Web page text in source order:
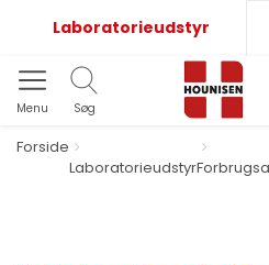
Laboratorieudstyr
Menu Søg
Forside
Laboratorieudstyr